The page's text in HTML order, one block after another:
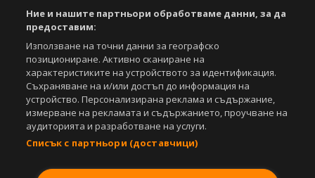
Управление на предпочитания
Съдържанието на този уеб сайт и технологиите, използвани в него, са
под закрила на Закона за авторското право и сродните му права.
Всички статии, репортажи, интервюта и други текстови, графични и
видео материали, публикувани в сайта, са собственост на Агенция
Спортал, освен ако изрично е посочено друго. Допуска се
публикуване на текстови материали само след писмено съгласие на
Агенция Спортал, посочване на източника и добавяне на линк към
www.sportal.bg. Използването на графични и видео материали,
публикувани в сайта, е строго забранено. Нарушителите ще бъдат
санкционирани с цялата строгост на закона.
Ние и нашите партньори обработваме данни, за да
предоставим:
Използване на точни данни за географско
позициониране. Активно сканиране на
характеристиките на устройството за идентификация.
Съхраняване на и/или достъп до информация на
устройство. Персонализирана реклама и съдържание,
измерване на рекламата и съдържанието, проучване на
аудиторията и разработване на услуги.
Списък с партньори (доставчици)